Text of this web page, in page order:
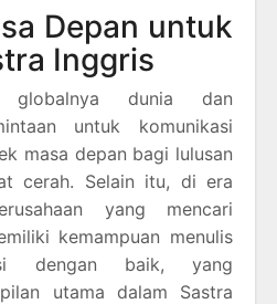
Depan untuk
Inggris
globalnya dunia dan
untuk komunikasi
masa depan bagi lulusan
cerah. Selain itu, di era
yang mencari
kemampuan menulis
dengan baik, yang
utama dalam Sastra